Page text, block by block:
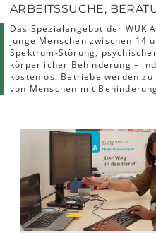
ARBEITSSUCHE,
Das Spezialangebot der WUK
junge Menschen zwischen 14
Spektrum-Störung,
körperlicher Behinderung –
kostenlos. Betriebe werden
von Menschen mit